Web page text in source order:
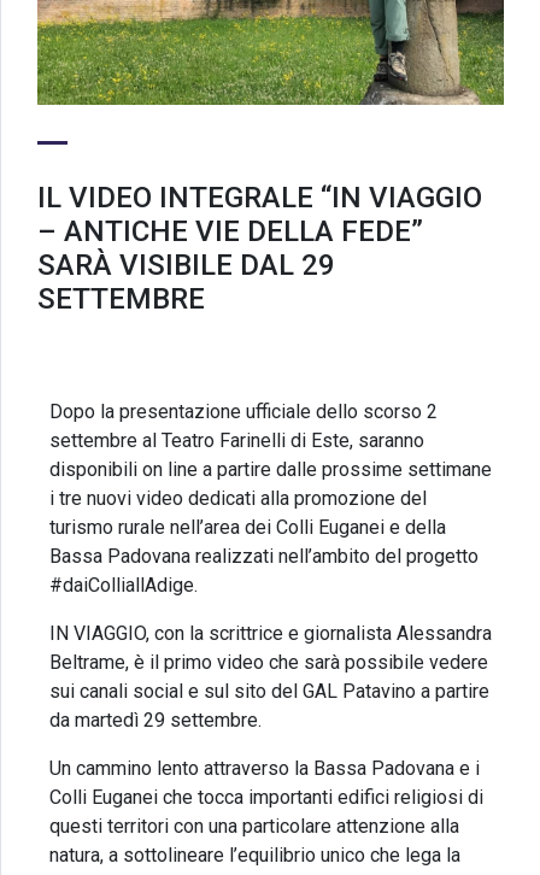
IL VIDEO INTEGRALE “IN VIAGGIO
– ANTICHE VIE DELLA FEDE”
SARÀ VISIBILE DAL 29
SETTEMBRE
Dopo la presentazione ufficiale dello scorso 2
settembre al Teatro Farinelli di Este, saranno
disponibili on line a partire dalle prossime settimane
i tre nuovi video dedicati alla promozione del
turismo rurale nell’area dei Colli Euganei e della
Bassa Padovana realizzati nell’ambito del progetto
#daiColliallAdige.
IN VIAGGIO, con la scrittrice e giornalista Alessandra
Beltrame, è il primo video che sarà possibile vedere
sui canali social e sul sito del GAL Patavino a partire
da martedì 29 settembre.
Un cammino lento attraverso la Bassa Padovana e i
Colli Euganei che tocca importanti edifici religiosi di
questi territori con una particolare attenzione alla
natura, a sottolineare l’equilibrio unico che lega la